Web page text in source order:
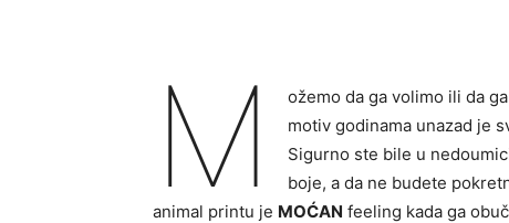
M
ožemo da ga volimo ili da
motiv godinama unazad je
Sigurno ste bile u
boje, a da ne budete
animal printu je MOĆAN feeling kada ga